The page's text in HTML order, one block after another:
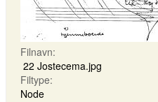
Filnavn:
22 Jostecema.jpg
Filtype:
Node